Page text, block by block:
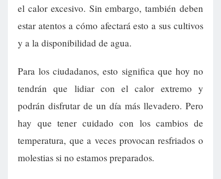
el calor excesivo. Sin embargo, también deben
estar atentos a cómo afectará esto a sus cultivos
y a la disponibilidad de agua.
Para los ciudadanos, esto significa que hoy no
tendrán que lidiar con el calor extremo y
podrán disfrutar de un día más llevadero. Pero
hay que tener cuidado con los cambios de
temperatura, que a veces provocan resfriados o
molestias si no estamos preparados.